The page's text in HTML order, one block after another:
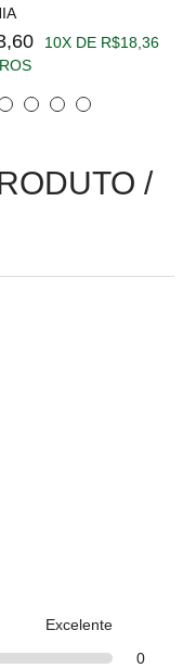
10X DE R$18,36
/
Excelente
0